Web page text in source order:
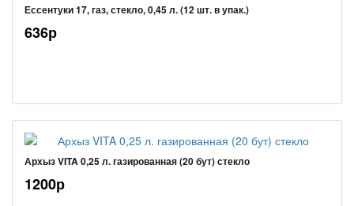
Ессентуки 17, газ, стекло, 0,45 л. (12 шт. в упак.)
636р
Архыз VITA 0,25 л. газированная (20 бут) стекло
1200р